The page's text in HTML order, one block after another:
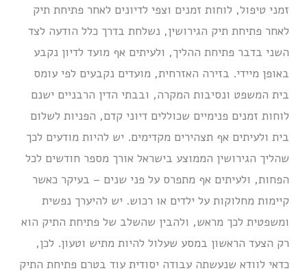
זמני טיפול, לוחות זמנים וצפי לדיונים לאחר פתיחת תיק
לאחר פתיחת תיק הגירושין, נשלחת בדרך כלל הודעה לצד
השני בדבר פתיחת ההליך, ולעיתים אף מועד לדיון נקבע
באופן מיידי. בזירה האזרחית, מועדים נקבעים לפי עומס
בית המשפט ונסיבות המקרה, ובבתי הדין הרבניים ישנם
לוחות זמנים פנימיים שכוללים דיוני קדם, הפניות לשלום
בית ולעיתים אף תצהירים מקדימים. יש להיות מודעים לכך
שהליך הגירושין הממוצע בישראל אורך מספר חודשים לכל
הפחות, ולעיתים אף מתפרס על פני שנים – בעיקר כאשר
קיימות מחלוקות על ילדים או רכוש. יש להיערך נפשית
ומשפטית לכך מראש, ולהבין שהשלב של פתיחת התיק הוא
רק הצעד הראשון במסע שעלול להיות מתיש וטעון. לכן,
כדאי לוודא שנעשתה עבודה יסודית עוד בטרם פתיחת התיק